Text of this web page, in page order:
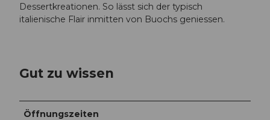
Dessertkreationen. So lässt sich der typisch
italienische Flair inmitten von Buochs geniessen.
Gut zu wissen
Öffnungszeiten